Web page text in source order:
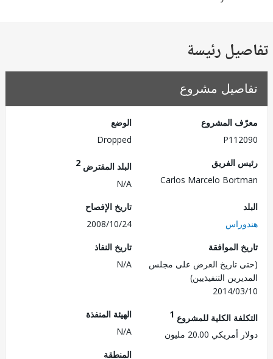
رئيسة
مشروع
المشروع
Dropped
الفريق
Carlos Marcelo
البلد المقترض
N/A
تاريخ الإفصاح
2008/10/24
الموافقة
تاريخ العرض على مجلس
التنفيذيين)
2014/
تاريخ النفاذ
N/A
الكلية للمشروع1
20.00 مليون
الهيئة المنفذة